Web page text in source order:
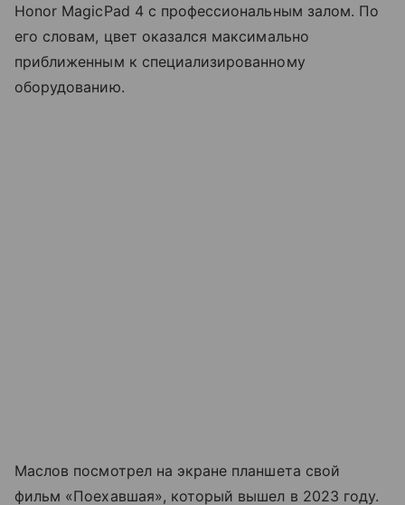
Honor MagicPad 4 с профессиональным залом. По
его словам, цвет оказался максимально
приближенным к специализированному
оборудованию.
Маслов посмотрел на экране планшета свой
фильм «Поехавшая», который вышел в 2023 году.